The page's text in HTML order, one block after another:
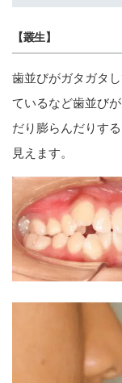
【叢生】
歯並びがガタガタ
ているなど歯並び
だり膨らんだりす
見えます。